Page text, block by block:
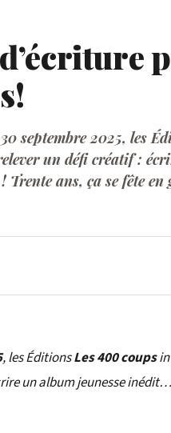
septembre 2025, les
un défi créatif :
Trente ans, ça se fête
, les ÉditionsLes 400 coups
un album jeunesse